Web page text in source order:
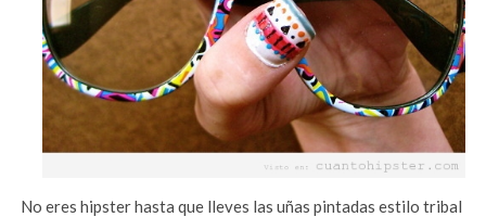
No eres hipster hasta que lleves las uñas pintadas estilo tribal